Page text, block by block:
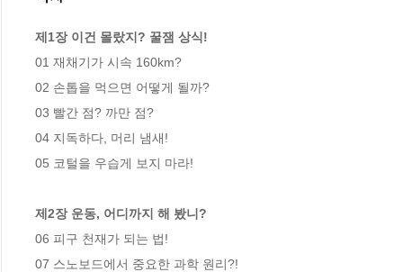
제1장 이건 몰랐지? 꿀잼 상식!
01 재채기가 시속 160km?
02 손톱을 먹으면 어떻게 될까?
03 빨간 점? 까만 점?
04 지독하다, 머리 냄새!
05 코털을 우습게 보지 마라!
제2장 운동, 어디까지 해 봤니?
06 피구 천재가 되는 법!
07 스노보드에서 중요한 과학 원리?!